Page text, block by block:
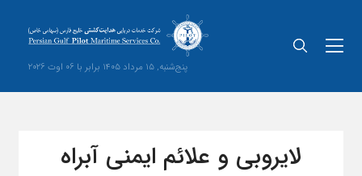
پنج‌شنبه, 15 مرداد 1405 برابر با 06 اوت 2026
لایروبی و علائم ایمنی آبراه